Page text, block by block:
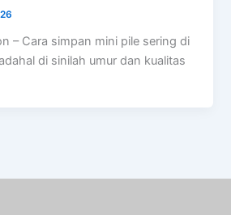
– Cara simpan mini pile sering di
di sinilah umur dan kualitas